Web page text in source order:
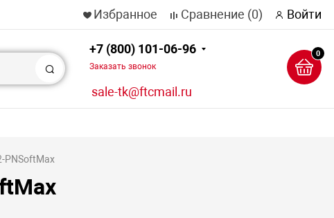
Избранное Сравнение (0) Войти
Поиск
+7 (800) 101-06-96
Заказать звонок
sale-tk@ftcmail.ru
0
PNSoftMax